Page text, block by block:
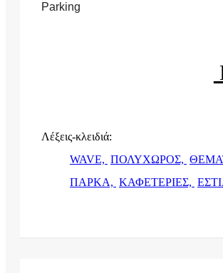
Parking
Λέξεις-κλειδιά:
WAVE, ΠΟΛΥΧΩΡΟΣ,
ΠΑΡΚΑ, ΚΑΦΕΤΕΡΙΕΣ,